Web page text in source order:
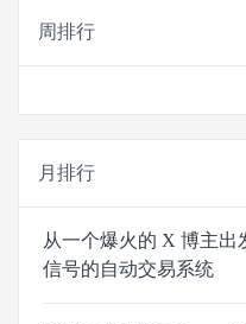
周排行
月排行
从一个爆火的 X 博主
信号的自动交易系统